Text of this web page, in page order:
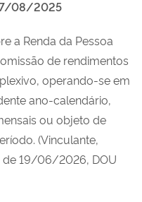
08/2025
a Renda da Pessoa
de rendimentos
operando-se em
ano-calendário,
ou objeto de
(Vinculante,
de 19/06/2026, DOU